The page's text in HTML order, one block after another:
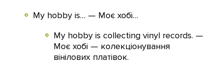
My hobby is… — Моє хобі…
My hobby is collecting vinyl records. —
Моє хобі — колекціонування
вінілових платівок.